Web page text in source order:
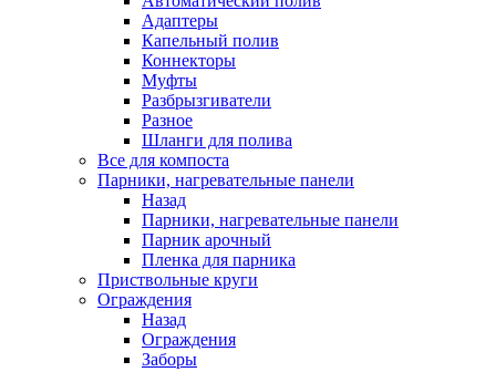
Адаптеры
Капельный полив
Коннекторы
Муфты
Разбрызгиватели
Разное
Шланги для полива
Все для компоста
Парники, нагревательные панели
Назад
Парники, нагревательные панели
Парник арочный
Пленка для парника
Приствольные круги
Ограждения
Назад
Ограждения
Заборы